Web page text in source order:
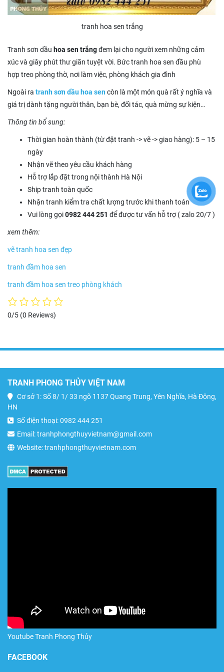
tranh hoa sen trắng
Tranh sơn dầu hoa sen trắngđem lại cho người xem những cảm
xúc và giây phút thư giãn tuyệt vời. Bức tranh hoa sen đầu phù
hợp treo phòng thờ, nơi làm việc, phòng khách gia đình
Ngoài ra tranh sơn dầu hoa sencòn là một món quà rất ý nghĩa và
giá trị dành tặng người thân, bạn bè, đối tác, quà mừng sự kiện…
Thông tin bổ sung:
Thời gian hoàn thành (từ đặt tranh -> vẽ -> giao hàng): 5 – 15
ngày
Nhận vẽ theo yêu cầu khách hàng
Hỗ trợ lắp đặt trong nội thành Hà Nội
Ship tranh toàn quốc
Nhận tranh kiểm tra chất lượng trước khi thanh toán
Vui lòng gọi0982 444 251 để được tư vấn hỗ trợ ( zalo 20/7 )
xem thêm:
vẽ tranh hoa sen đẹp
tranh đầm hoa sen
tranh đầm hoa sen treo phòng khách
0/5 (0 Reviews)
TRANH PHONG THỦY VIỆT NAM
Cơ sở 1: Số 8/ 1/ 33 ngõ 1137 Quang Trung, Yên Nghĩa, Hà Đông,
HN
Số điện thoại: 0982 444 251
Email: tranhphongthuyvietnam@gmail.com
Website: tranhphongthuyvietnam.com
Youtube Tranh Phong Thủy
FACEBOOK